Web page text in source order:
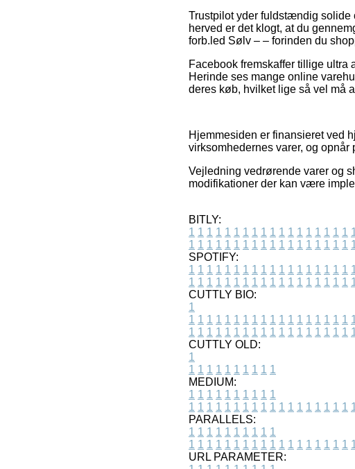
Trustpilot yder fuldstændig solide
herved er det klogt, at du
forb.led Sølv – – forinden du
Facebook fremskaffer tillige
Herinde ses mange online
deres køb, hvilket lige så vel må
Hjemmesiden er finansieret ved
virksomhedernes varer, og
Vejledning vedrørende varer og
modifikationer der kan være
BITLY:
1 1 1 1 1 1 1 1 1 1 1 1 1 1 1 1 1 1
1 1 1 1 1 1 1 1 1 1 1 1 1 1 1 1 1 1
SPOTIFY:
1 1 1 1 1 1 1 1 1 1 1 1 1 1 1 1 1 1
1 1 1 1 1 1 1 1 1 1 1 1 1 1 1 1 1 1
CUTTLY BIO:
1
1 1 1 1 1 1 1 1 1 1 1 1 1 1 1 1 1 1
1 1 1 1 1 1 1 1 1 1 1 1 1 1 1 1 1 1
CUTTLY OLD:
1
1 1 1 1 1 1 1 1 1 1
MEDIUM:
1 1 1 1 1 1 1 1 1 1
1 1 1 1 1 1 1 1 1 1 1 1 1 1 1 1 1 1
PARALLELS:
1 1 1 1 1 1 1 1 1 1
1 1 1 1 1 1 1 1 1 1 1 1 1 1 1 1 1 1
URL PARAMETER: